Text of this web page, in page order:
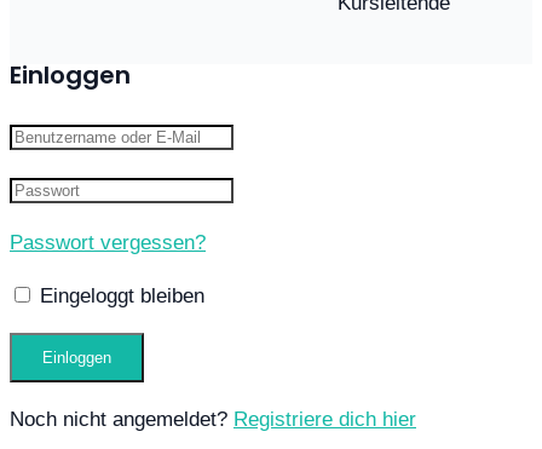
Einloggen
Passwort vergessen?
Eingeloggt bleiben
Noch nicht angemeldet? Registriere dich hier